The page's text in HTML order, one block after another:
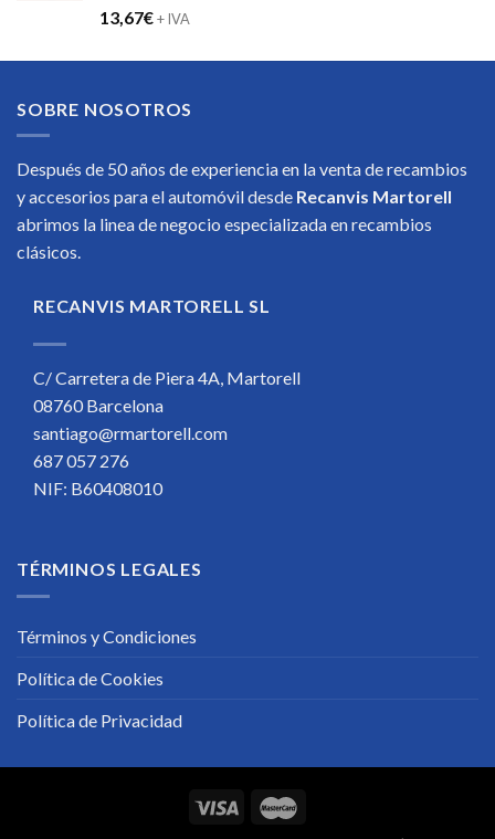
13,67€+ IVA
SOBRE NOSOTROS
Después de 50 años de experiencia en la venta de recambios
y accesorios para el automóvil desde Recanvis Martorell
abrimos la linea de negocio especializada en recambios
clásicos.
RECANVIS MARTORELL SL
C/ Carretera de Piera 4A, Martorell
08760 Barcelona
santiago@rmartorell.com
687 057 276
NIF: B60408010
TÉRMINOS LEGALES
Términos y Condiciones
Política de Cookies
Política de Privacidad